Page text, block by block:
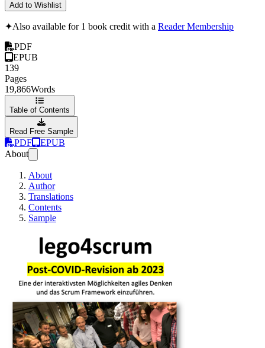
Add to Wishlist
✦Also available for 1 book credit with a Reader Membership
PDF
EPUB
139
Pages
19,866Words
Table of Contents
Read Free Sample
PDF
EPUB
About
About
Author
Translations
Contents
Sample